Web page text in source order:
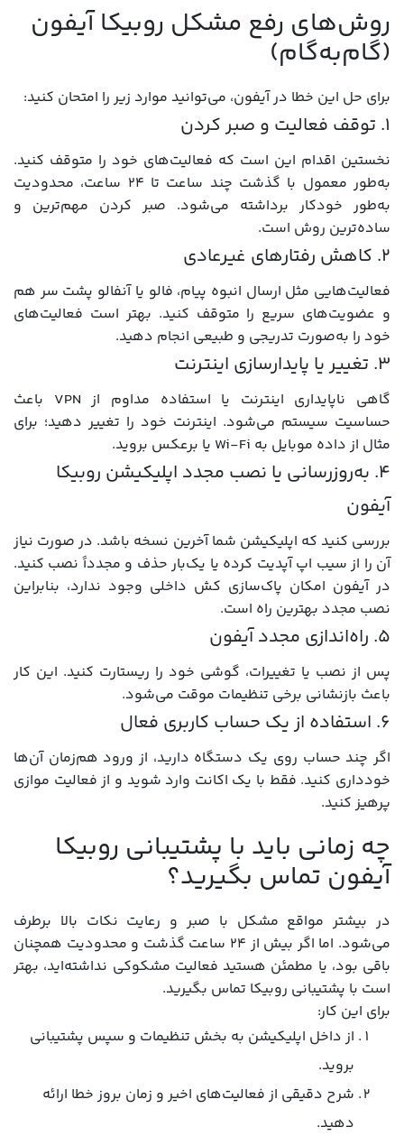
روش‌های رفع مشکل روبیکا آیفون
(گام‌به‌گام)
برای حل این خطا در آیفون، می‌توانید موارد زیر را امتحان کنید:
۱. توقف فعالیت و صبر کردن
نخستین اقدام این است که فعالیت‌های خود را متوقف کنید.
به‌طور معمول با گذشت چند ساعت تا ۲۴ ساعت، محدودیت
به‌طور خودکار برداشته می‌شود. صبر کردن مهم‌ترین و
ساده‌ترین روش است.
۲. کاهش رفتارهای غیرعادی
فعالیت‌هایی مثل ارسال انبوه پیام، فالو یا آنفالو پشت سر هم
و عضویت‌های سریع را متوقف کنید. بهتر است فعالیت‌های
خود را به‌صورت تدریجی و طبیعی انجام دهید.
۳. تغییر یا پایدارسازی اینترنت
گاهی ناپایداری اینترنت یا استفاده مداوم از VPN باعث
حساسیت سیستم می‌شود. اینترنت خود را تغییر دهید؛ برای
مثال از داده موبایل به Wi-Fi یا برعکس بروید.
۴. به‌روزرسانی یا نصب مجدد اپلیکیشن روبیکا
آیفون
بررسی کنید که اپلیکیشن شما آخرین نسخه باشد. در صورت نیاز
آن را از سیب اپ آپدیت کرده یا یک‌بار حذف و مجدداً نصب کنید.
در آیفون امکان پاک‌سازی کش داخلی وجود ندارد، بنابراین
نصب مجدد بهترین راه است.
۵. راه‌اندازی مجدد آیفون
پس از نصب یا تغییرات، گوشی خود را ریستارت کنید. این کار
باعث بازنشانی برخی تنظیمات موقت می‌شود.
۶. استفاده از یک حساب کاربری فعال
اگر چند حساب روی یک دستگاه دارید، از ورود هم‌زمان آن‌ها
خودداری کنید. فقط با یک اکانت وارد شوید و از فعالیت موازی
پرهیز کنید.
چه زمانی باید با پشتیبانی روبیکا
آیفون تماس بگیرید؟
در بیشتر مواقع مشکل با صبر و رعایت نکات بالا برطرف
می‌شود. اما اگر بیش از ۲۴ ساعت گذشت و محدودیت همچنان
باقی بود، یا مطمئن هستید فعالیت مشکوکی نداشته‌اید، بهتر
است با پشتیبانی روبیکا تماس بگیرید.
برای این کار:
از داخل اپلیکیشن به بخش تنظیمات و سپس پشتیبانی
بروید.
شرح دقیقی از فعالیت‌های اخیر و زمان بروز خطا ارائه
دهید.